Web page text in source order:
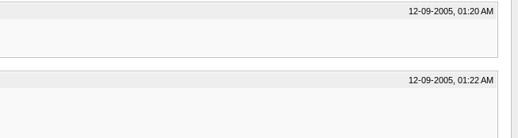
12-09-2005, 01:20 AM
12-09-2005, 01:22 AM